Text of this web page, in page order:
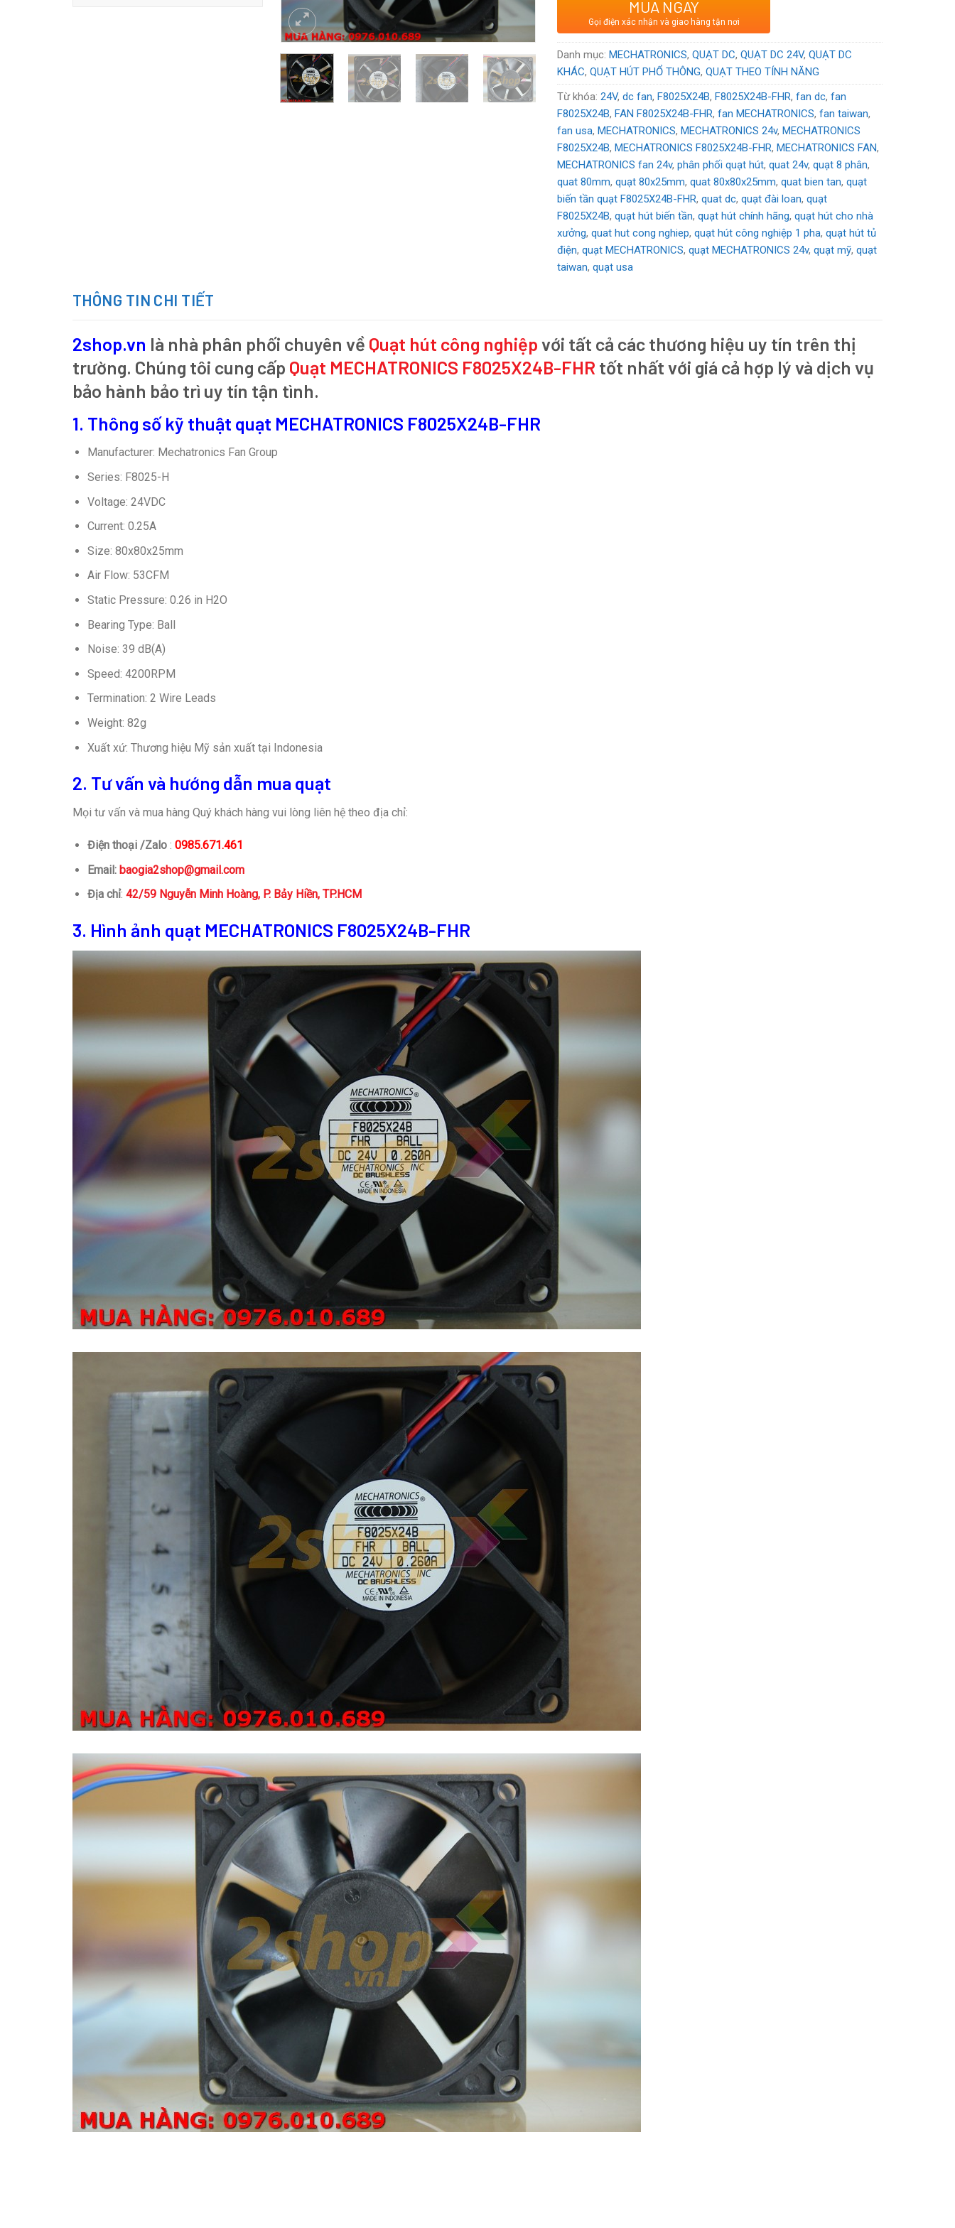
: Thương hiệu Mỹ sản xuất tại Indonesia
Voltage:24VDC
MUA NGAY
Gọi điện xác nhận và giao hàng tận nơi
Danh mục:MECHATRONICS,QUẠT DC,QUẠT DC 24V,QUẠT DC
KHÁC,QUẠT HÚT PHỔ THÔNG,QUẠT THEO TÍNH NĂNG
Từ khóa:24V,dc fan,F8025X24B,F8025X24B-FHR,fan dc,fan
F8025X24B,FAN F8025X24B-FHR,fan MECHATRONICS,fan taiwan,
fan usa,MECHATRONICS,MECHATRONICS 24v,MECHATRONICS
F8025X24B,MECHATRONICS F8025X24B-FHR,MECHATRONICS FAN,
MECHATRONICS fan 24v,phân phối quạt hút,quat 24v,quạt 8 phân,
quat 80mm,quạt 80x25mm,quat 80x80x25mm,quat bien tan,quạt
biến tần quạt F8025X24B-FHR,quat dc,quạt đài loan,quạt
F8025X24B,quạt hút biến tần,quạt hút chính hãng,quạt hút cho nhà
xưởng,quat hut cong nghiep,quạt hút công nghiệp 1 pha,quạt hút tủ
điện,quạt MECHATRONICS,quạt MECHATRONICS 24v,quạt mỹ,quạt
taiwan,quạt usa
THÔNG TIN CHI TIẾT
2shop.vn là nhà phân phối chuyên về Quạt hút công nghiệpvới tất cả các thương hiệu uy tín trên thị
trường. Chúng tôi cung cấp Quạt MECHATRONICS F8025X24B-FHR tốt nhất với giá cả hợp lý và dịch vụ
bảo hành bảo trì uy tín tận tình.
1. Thông số kỹ thuật quạt MECHATRONICS F8025X24B-FHR
Manufacturer: Mechatronics Fan Group
Series: F8025-H
Voltage: 24VDC
Current: 0.25A
Size: 80x80x25mm
Air Flow: 53CFM
Static Pressure: 0.26 in H2O
Bearing Type: Ball
Noise: 39 dB(A)
Speed: 4200RPM
Termination: 2 Wire Leads
Weight: 82g
Xuất xứ: Thương hiệu Mỹ sản xuất tại Indonesia
2. Tư vấn và hướng dẫn mua quạt
Mọi tư vấn và mua hàng Quý khách hàng vui lòng liên hệ theo địa chỉ:
Điện thoại /Zalo: 0985.671.461
Email: baogia2shop@gmail.com
Địa chỉ: 42/59 Nguyễn Minh Hoàng, P. Bảy Hiền, TP.HCM
3. Hình ảnh quạt MECHATRONICS F8025X24B-FHR